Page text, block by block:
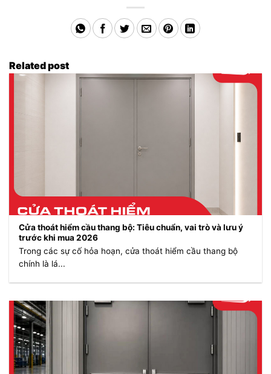
Related post
Cửa thoát hiểm cầu thang bộ: Tiêu chuẩn, vai trò và lưu ý
trước khi mua 2026
Trong các sự cố hỏa hoạn, cửa thoát hiểm cầu thang bộ
chính là lá...